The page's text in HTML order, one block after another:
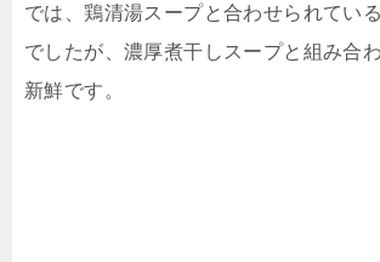
では、鶏清湯スープと合わせられてい
でしたが、濃厚煮干しスープと組み合
新鮮です。